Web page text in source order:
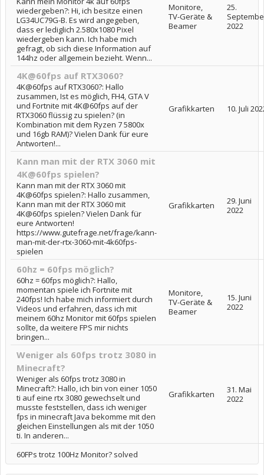
wiedergeben?: Hi, ich besitze einen
LG34UC79G-B. Es wird angegeben,
dass er lediglich 2.580x1080 Pixel
wiedergeben kann. Ich habe mich
gefragt, ob sich diese Information auf
144hz oder allgemein bezieht. Wenn...
Monitore,
TV-Geräte &
Beamer
25.
2022
4K@60fps auf RTX3060?
4K@60fps auf RTX3060?: Hallo
zusammen, Ist es möglich, FH4, GTA V
und Fortnite mit 4K@60fps auf der
RTX3060 flüssig zu spielen? (in
Kombination mit dem Ryzen 7 5800x
und 16gb RAM)? Vielen Dank für eure
Antworten!...
Grafikkarten 10. Juli
Kann man mit der RTX 3060 mit
4K@60fps spielen?
Kann man mit der RTX 3060 mit
4K@60fps spielen?: Hallo zusammen,
Kann man mit der RTX 3060 mit
4K@60fps spielen? Vielen Dank für
eure Antworten!
https://www.gutefrage.net/frage/kann-
man-mit-der-rtx-3060-mit-4k60fps-
spielen
Grafikkarten
29. Juni
2022
60hz = 60fps möglich?
60hz = 60fps möglich?: Hallo,
momentan spiele ich Fortnite mit
240fps! Ich habe mich informiert durch
Videos und erfahren, dass ich mit
meinem 60hz Monitor mit 60fps spielen
sollte, da weitere FPS mir nichts
bringen...
Monitore,
TV-Geräte &
Beamer
15. Juni
2022
Weniger als 60fps trotz 3080 in
Minecraft?
Weniger als 60fps trotz 3080 in
Minecraft?: Hallo, ich bin von einer 1050
ti auf eine rtx 3080 gewechselt und
musste feststellen, dass ich weniger
fps in minecraft Java bekomme mit den
gleichen Einstellungen als mit der 1050
ti. In anderen...
Grafikkarten
31. Mai
2022
60FPs trotz 100Hz Monitor? solved